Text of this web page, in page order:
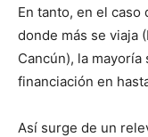
En tanto, en el
donde más se viaja
Cancún), la
financiación en
Así surge de un